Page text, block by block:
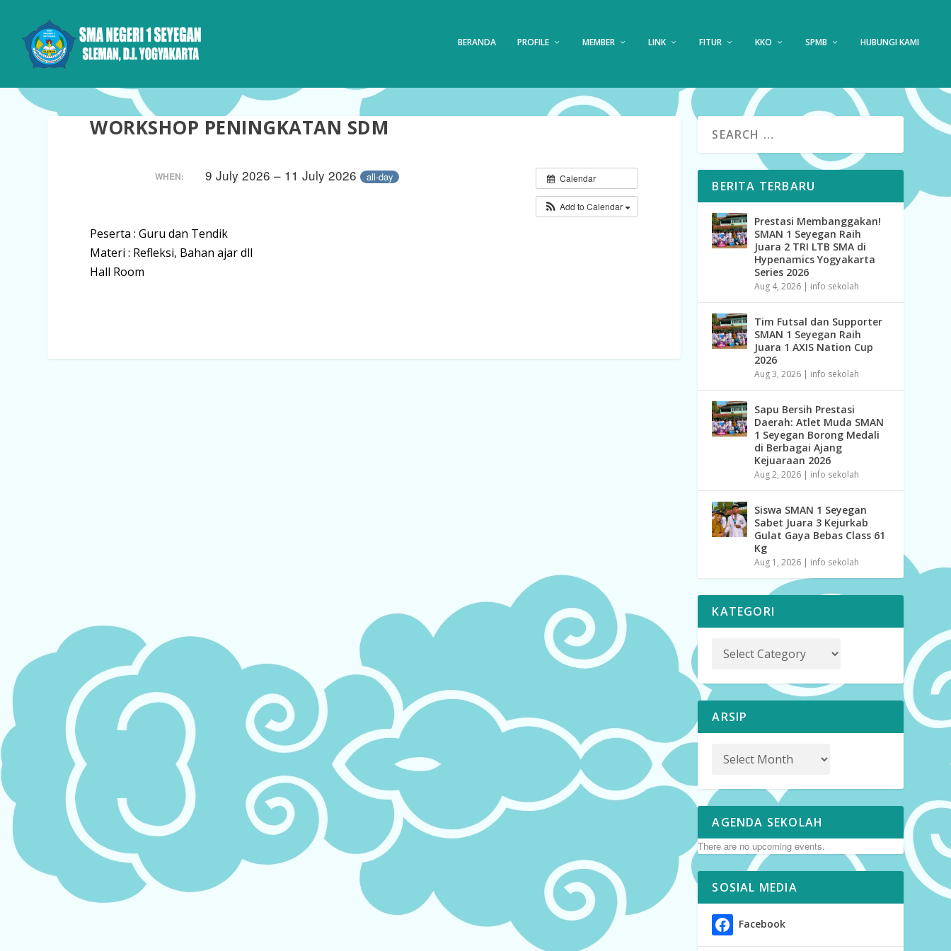
BERANDA PROFILE MEMBER LINK FITUR KKO SPMB HUBUNGI KAMI
WORKSHOP PENINGKATAN SDM
Calendar
Add to Calendar
WHEN: 9 July 2026 – 11 July 2026 all-day
Peserta : Guru dan Tendik
Materi : Refleksi, Bahan ajar dll
Hall Room
BERITA TERBARU
Prestasi Membanggakan!
SMAN 1 Seyegan Raih
Juara 2 TRI LTB SMA di
Hypenamics Yogyakarta
Series 2026
Aug 4, 2026 | info sekolah
Tim Futsal dan Supporter
SMAN 1 Seyegan Raih
Juara 1 AXIS Nation Cup
2026
Aug 3, 2026 | info sekolah
Sapu Bersih Prestasi
Daerah: Atlet Muda SMAN
1 Seyegan Borong Medali
di Berbagai Ajang
Kejuaraan 2026
Aug 2, 2026 | info sekolah
Siswa SMAN 1 Seyegan
Sabet Juara 3 Kejurkab
Gulat Gaya Bebas Class 61
Kg
Aug 1, 2026 | info sekolah
KATEGORI
ARSIP
AGENDA SEKOLAH
There are no upcoming events.
SOSIAL MEDIA
Facebook